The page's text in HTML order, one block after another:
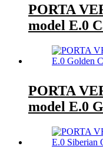
PORTA
model E.0
PORTA
model E.0